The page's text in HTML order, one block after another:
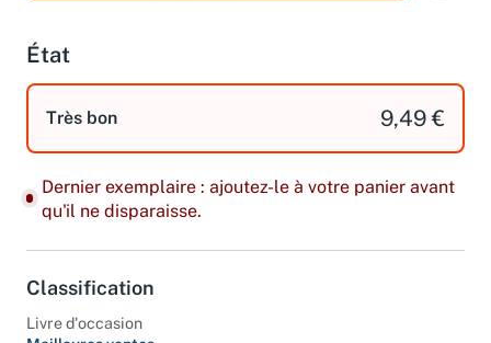
État
Très bon 9,49 €
Dernier exemplaire : ajoutez-le à votre panier avant
qu'il ne disparaisse.
Classification
Livre d'occasion